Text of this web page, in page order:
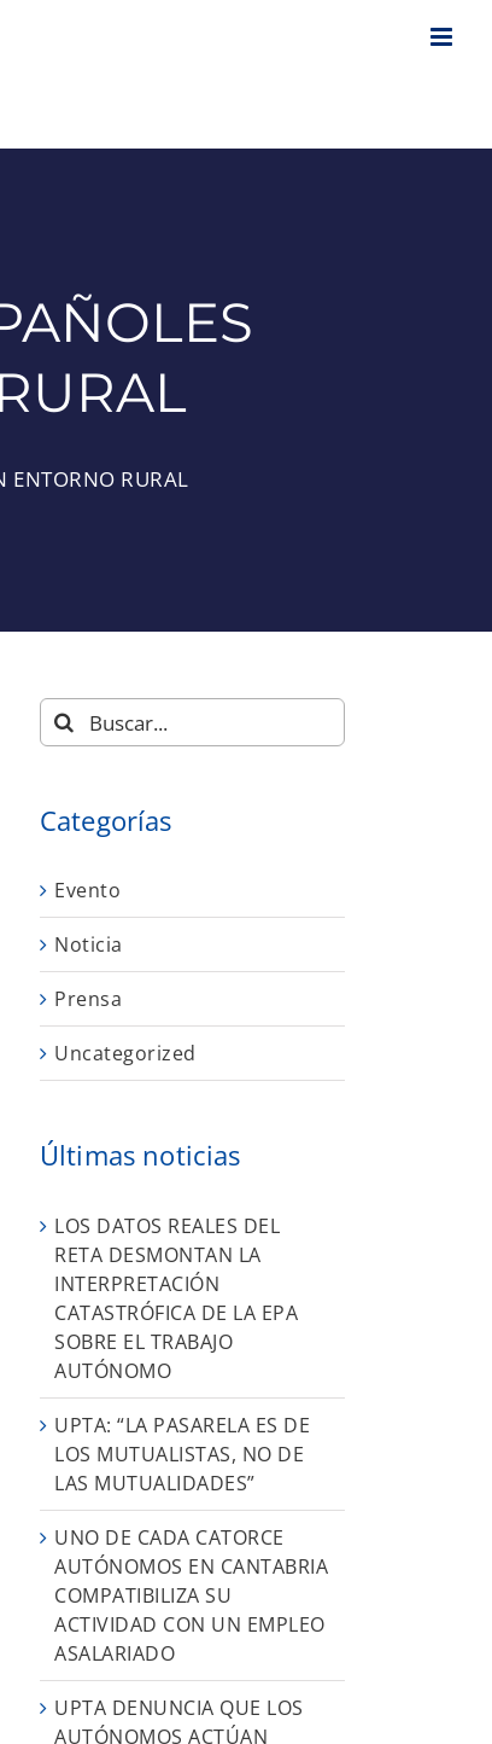
ENTORNO RURAL
Buscar:
Categorías
Evento
Noticia
Prensa
Uncategorized
Últimas noticias
LOS DATOS REALES DEL
RETA DESMONTAN LA
INTERPRETACIÓN
CATASTRÓFICA DE LA EPA
SOBRE EL TRABAJO
AUTÓNOMO
UPTA: “LA PASARELA ES DE
LOS MUTUALISTAS, NO DE
LAS MUTUALIDADES”
UNO DE CADA CATORCE
AUTÓNOMOS EN CANTABRIA
COMPATIBILIZA SU
ACTIVIDAD CON UN EMPLEO
ASALARIADO
UPTA DENUNCIA QUE LOS
AUTÓNOMOS ACTÚAN